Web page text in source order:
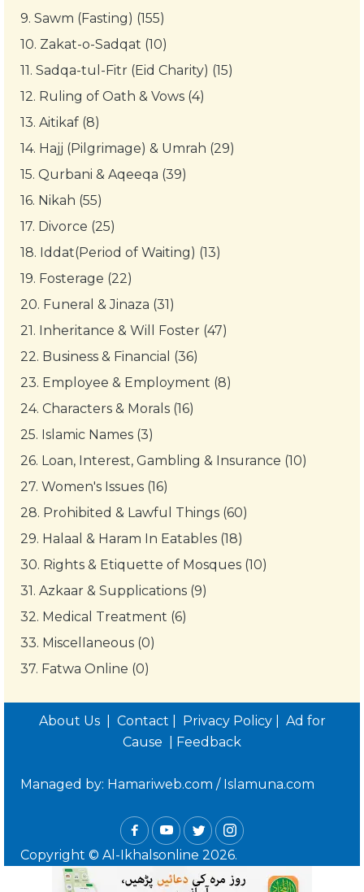
9. Sawm (Fasting) (155)
10. Zakat-o-Sadqat (10)
11. Sadqa-tul-Fitr (Eid Charity) (15)
12. Ruling of Oath & Vows (4)
13. Aitikaf (8)
14. Hajj (Pilgrimage) & Umrah (29)
15. Qurbani & Aqeeqa (39)
16. Nikah (55)
17. Divorce (25)
18. Iddat(Period of Waiting) (13)
19. Fosterage (22)
20. Funeral & Jinaza (31)
21. Inheritance & Will Foster (47)
22. Business & Financial (36)
23. Employee & Employment (8)
24. Characters & Morals (16)
25. Islamic Names (3)
26. Loan, Interest, Gambling & Insurance (10)
27. Women's Issues (16)
28. Prohibited & Lawful Things (60)
29. Halaal & Haram In Eatables (18)
30. Rights & Etiquette of Mosques (10)
31. Azkaar & Supplications (9)
32. Medical Treatment (6)
33. Miscellaneous (0)
37. Fatwa Online (0)
About Us Contact Privacy Policy|
Ad for
Cause
Feedback
Managed by: Hamariweb.com / Islamuna.com
Copyright © Al-Ikhalsonline 2026.